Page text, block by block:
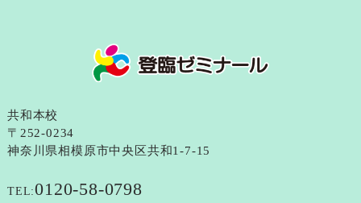
共和本校
〒252-0234
神奈川県相模原市中央区共和1-7-15
TEL:0120-58-0798